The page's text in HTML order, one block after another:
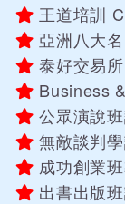
王道培訓
亞洲八大
泰好交易
Business
公眾演說
無敵談判
成功創業
出書出版